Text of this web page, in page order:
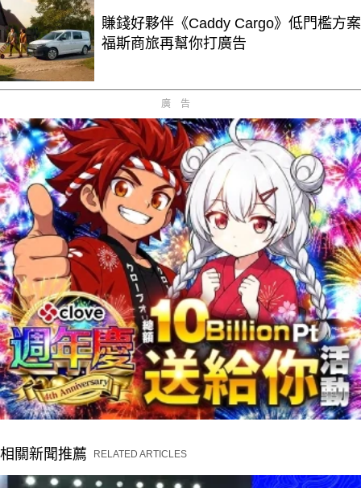
賺錢好夥伴《Caddy Cargo》低門檻方案
福斯商旅再幫你打廣告
廣告
相關新聞推薦 RELATED ARTICLES